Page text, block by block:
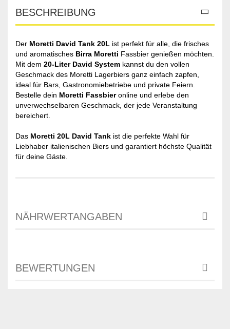
BESCHREIBUNG
Der Moretti David Tank 20L ist perfekt für alle, die frisches
und aromatisches Birra Moretti Fassbier genießen möchten.
Mit dem 20-Liter David System kannst du den vollen
Geschmack des Moretti Lagerbiers ganz einfach zapfen,
ideal für Bars, Gastronomiebetriebe und private Feiern.
Bestelle dein Moretti Fassbieronline und erlebe den
unverwechselbaren Geschmack, der jede Veranstaltung
bereichert.
Das Moretti 20L David Tank ist die perfekte Wahl für
Liebhaber italienischen Biers und garantiert höchste Qualität
für deine Gäste.
NÄHRWERTANGABEN
BEWERTUNGEN